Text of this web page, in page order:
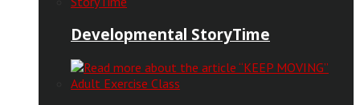
Developmental StoryTime